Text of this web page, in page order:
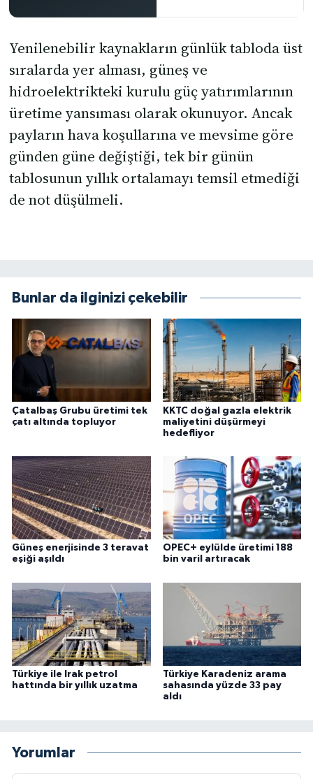
Yenilenebilir kaynakların günlük tabloda üst
sıralarda yer alması, güneş ve
hidroelektrikteki kurulu güç yatırımlarının
üretime yansıması olarak okunuyor. Ancak
payların hava koşullarına ve mevsime göre
günden güne değiştiği, tek bir günün
tablosunun yıllık ortalamayı temsil etmediği
de not düşülmeli.
Bunlar da ilginizi çekebilir
Çatalbaş Grubu üretimi tek
çatı altında topluyor
KKTC doğal gazla elektrik
maliyetini düşürmeyi
hedefliyor
Güneş enerjisinde 3 teravat
eşiği aşıldı
OPEC+ eylülde üretimi 188
bin varil artıracak
Türkiye ile Irak petrol
hattında bir yıllık uzatma
Türkiye Karadeniz arama
sahasında yüzde 33 pay
aldı
Yorumlar